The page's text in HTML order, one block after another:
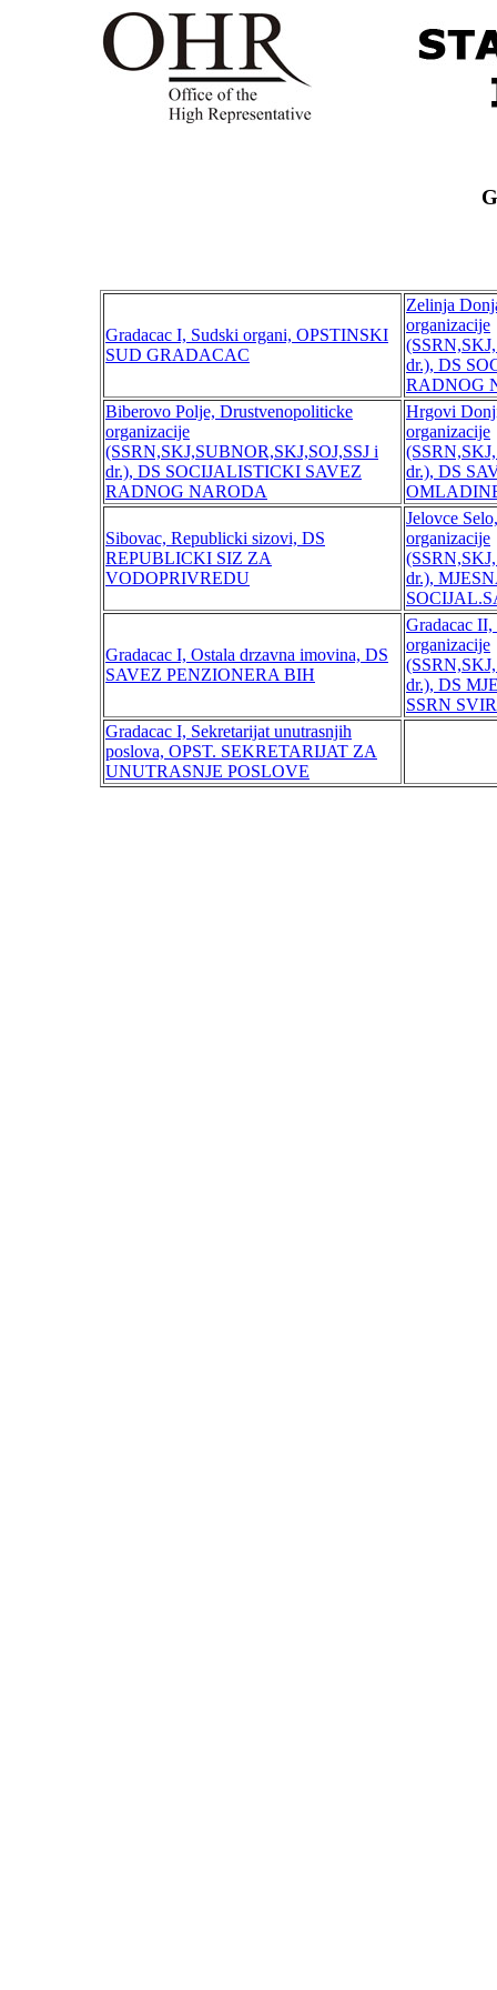
Gradacac I, Sudski organi, OPSTINSKI
SUD GRADACAC
Zelinja
organizacije
dr.), DS
RADNOG
Biberovo Polje, Drustvenopoliticke
organizacije
(SSRN,SKJ,SUBNOR,SKJ,SOJ,SSJ i
dr.), DS SOCIJALISTICKI SAVEZ
RADNOG NARODA
Hrgovi
organizacije
dr.), DS
Sibovac, Republicki sizovi, DS
REPUBLICKI SIZ ZA
VODOPRIVREDU
Jelovce
organizacije
dr.),
Gradacac I, Ostala drzavna imovina, DS
SAVEZ PENZIONERA BIH
Gradacac
organizacije
dr.), DS
SSRN
Gradacac I, Sekretarijat unutrasnjih
poslova, OPST. SEKRETARIJAT ZA
UNUTRASNJE POSLOVE